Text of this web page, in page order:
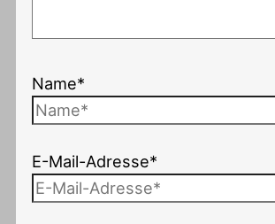
Name*
E-Mail-Adresse*